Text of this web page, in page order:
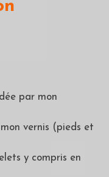
par mon
mon vernis (pieds et
y compris en